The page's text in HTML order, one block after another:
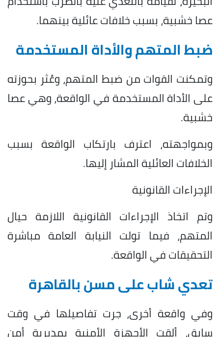
عصا خشبية، بسبب خلافات عائلية بينهما.
ضبط المتهم والأداة المستخدمة
وتمكنت القوات من ضبط المتهم، وعُثر بحوزته
على الأداة المستخدمة في الواقعة، وهي عصا
خشبية.
وبمواجهته، اعترف بارتكاب الواقعة بسبب
الخلافات العائلية المشار إليها.
الإجراءات القانونية
وتم اتخاذ الإجراءات القانونية اللازمة حيال
المتهم، فيما تولت النيابة العامة مباشرة
التحقيقات في الواقعة.
تعدي شاب على مسن بالقاهرة
وفي واقعة أخرى، جرت تفاصيلها في وقت
سابق، ألقت الأجهزة الأمنية بمديرية أمن